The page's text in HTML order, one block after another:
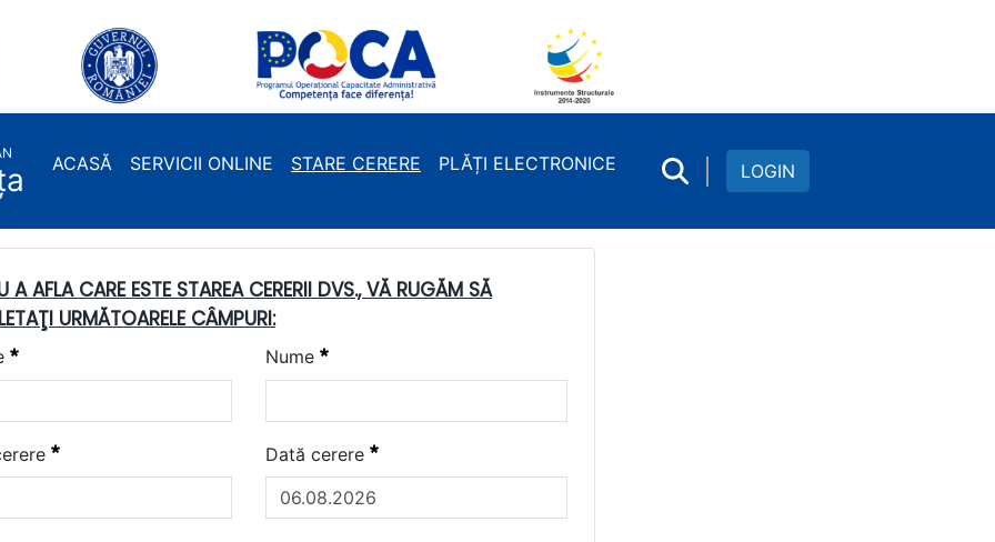
ACASĂ SERVICII ONLINE STARE CERERE PLĂȚI ELECTRONICE LOGIN
A AFLA CARE ESTE STAREA CERERII DVS., VĂ RUGĂM SĂ
URMĂTOARELE CÂMPURI:
Necesitat Nume Necesitat
Necesitat Dată cerere Necesitat